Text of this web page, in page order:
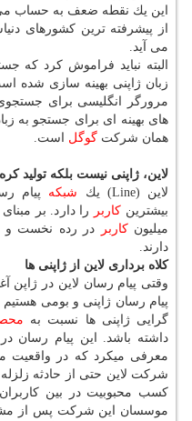
این یك نقطه ضعف به حساب
از پیشرفته ترین كشورهای
می آید.
البته نباید فراموش كرد كه
زبان ژاپنی بهینه سازی شده
مرورگر انگلیسی برای جستجوی
های بهینه ای برای جستجو به
همان شركت گوگل است.
لاین، ژاپنی نیست بلكه تولید
لاین (Line) یك
شبكه پیام
بیشترین كاربر
میلیونكاربر
در رده نخست و
دارند.
كلاه برداری لاین از ژاپنی ها
وقتی پیام رسان لاین در ژاپن
پیام رسان ژاپنی و بومی
گرایی ژاپنی ها نسبت به
داشته باشد. این پیام رسان
كسب محبوبیت در بین
موسسان این شركت پس از